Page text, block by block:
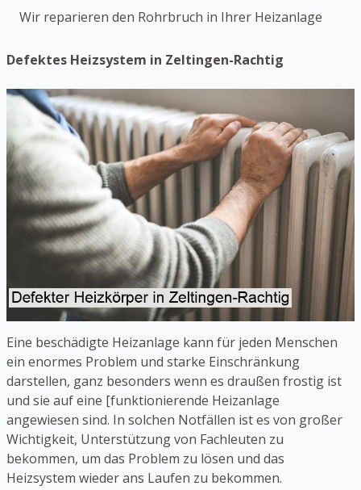
Wir reparieren den Rohrbruch in Ihrer Heizanlage
Defektes Heizsystem in Zeltingen-Rachtig
Eine beschädigte Heizanlage kann für jeden Menschen
ein enormes Problem und starke Einschränkung
darstellen, ganz besonders wenn es draußen frostig ist
und sie auf eine [funktionierende Heizanlage
angewiesen sind. In solchen Notfällen ist es von großer
Wichtigkeit, Unterstützung von Fachleuten zu
bekommen, um das Problem zu lösen und das
Heizsystem wieder ans Laufen zu bekommen.